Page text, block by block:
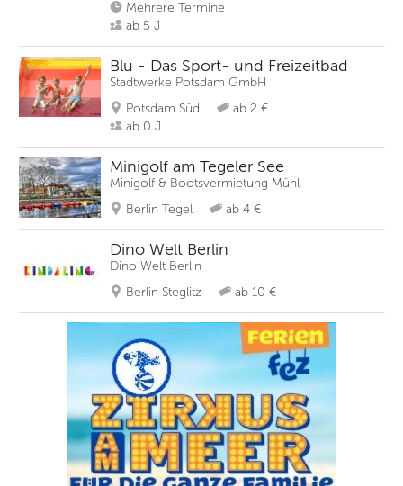
Mehrere Termine
ab 5 J
Blu - Das Sport- und Freizeitbad
Stadtwerke Potsdam GmbH
Potsdam Süd
ab 2 €
ab 0 J
Minigolf am Tegeler See
Minigolf & Bootsvermietung Mühl
Berlin Tegel
ab 4 €
Dino Welt Berlin
Dino Welt Berlin
Berlin Steglitz
ab 10 €